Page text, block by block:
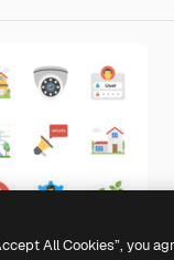
All Cookies”, you